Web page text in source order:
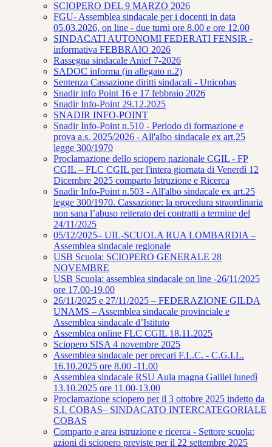
SCIOPERO DEL 9 MARZO 2026
FGU- Assemblea sindacale per i docenti in data
05.03.2026, on line - due turni ore 8.00 e ore 12.00
SINDACATI AUTONOMI FEDERATI FENSIR -
informativa FEBBRAIO 2026
Rassegna sindacale Anief 7-2026
SADOC informa (in allegato n.2)
Sentenza Cassazione diritti sindacali - Unicobas
Snadir info Point 16 e 17 febbraio 2026
Snadir Info-Point 29.12.2025
SNADIR INFO-POINT
Snadir Info-Point n.510 - Periodo di formazione e
prova a.s. 2025/2026 - All'albo sindacale ex art.25
legge 300/1970
Proclamazione dello sciopero nazionale CGIL - FP
CGIL – FLC CGIL per l'intera giornata di Venerdì 12
Dicembre 2025 comparto Istruzione e Ricerca
Snadir Info-Point n.503 - All'albo sindacale ex art.25
legge 300/1970. Cassazione: la procedura straordinaria
non sana l’abuso reiterato dei contratti a termine del
24/11/2025
05/12/2025– UIL-SCUOLA RUA LOMBARDIA –
Assemblea sindacale regionale
USB Scuola: SCIOPERO GENERALE 28
NOVEMBRE
USB Scuola: assemblea sindacale on line -26/11/2025
ore 17.00-19.00
26/11/2025 e 27/11/2025 – FEDERAZIONE GILDA
UNAMS – Assemblea sindacale provinciale e
Assemblea sindacale d’Istituto
Assemblea online FLC CGIL 18.11.2025
Sciopero SISA 4 novembre 2025
Assemblea sindacale per precari F.L.C. - C.G.I.L.
16.10.2025 ore 8.00 -11.00
Assemblea sindacale RSU Aula magna Galilei lunedì
13.10.2025 ore 11.00-13.00
Proclamazione sciopero per il 3 ottobre 2025 indetto da
S.I. COBAS– SINDACATO INTERCATEGORIALE
COBAS
Comparto e area istruzione e ricerca - Settore scuola:
azioni di sciopero previste per il 22 settembre 2025